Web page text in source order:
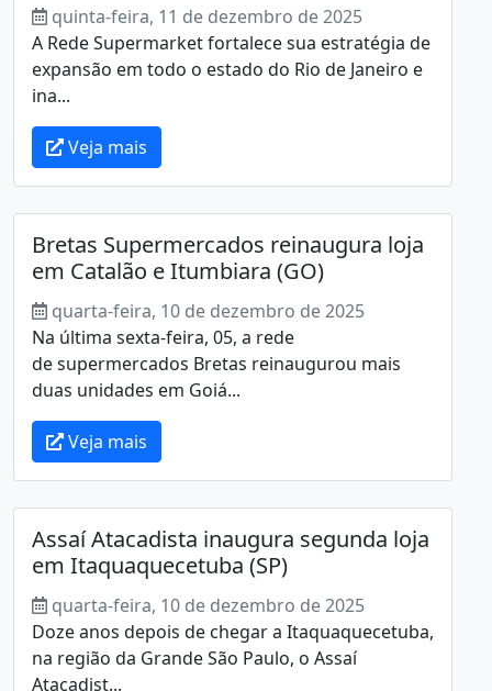
quinta-feira, 11 de dezembro de 2025
A Rede Supermarket fortalece sua estratégia de
expansão em todo o estado do Rio de Janeiro e
ina...
Veja mais
Bretas Supermercados reinaugura loja
em Catalão e Itumbiara (GO)
quarta-feira, 10 de dezembro de 2025
Na última sexta-feira, 05, a rede
de supermercados Bretas reinaugurou mais
duas unidades em Goiá...
Veja mais
Assaí Atacadista inaugura segunda loja
em Itaquaquecetuba (SP)
quarta-feira, 10 de dezembro de 2025
Doze anos depois de chegar a Itaquaquecetuba,
na região da Grande São Paulo, o Assaí
Atacadist...